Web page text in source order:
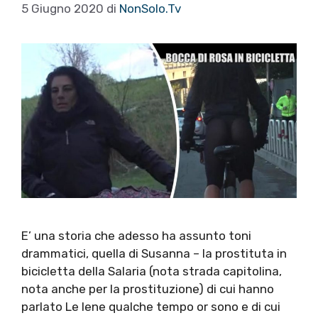
5 Giugno 2020 di NonSolo.Tv
E’ una storia che adesso ha assunto toni
drammatici, quella di Susanna – la prostituta in
bicicletta della Salaria (nota strada capitolina,
nota anche per la prostituzione) di cui hanno
parlato Le Iene qualche tempo or sono e di cui